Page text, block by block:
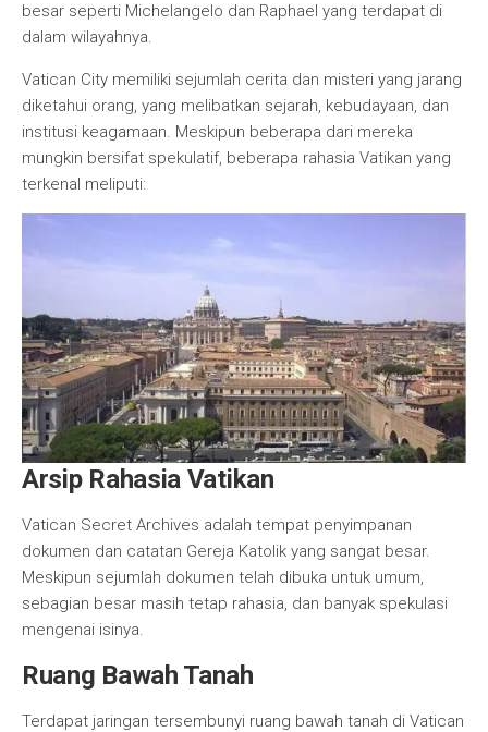
besar seperti Michelangelo dan Raphael yang terdapat di
dalam wilayahnya.
Vatican City memiliki sejumlah cerita dan misteri yang jarang
diketahui orang, yang melibatkan sejarah, kebudayaan, dan
institusi keagamaan. Meskipun beberapa dari mereka
mungkin bersifat spekulatif, beberapa rahasia Vatikan yang
terkenal meliputi:
Arsip Rahasia Vatikan
Vatican Secret Archives adalah tempat penyimpanan
dokumen dan catatan Gereja Katolik yang sangat besar.
Meskipun sejumlah dokumen telah dibuka untuk umum,
sebagian besar masih tetap rahasia, dan banyak spekulasi
mengenai isinya.
Ruang Bawah Tanah
Terdapat jaringan tersembunyi ruang bawah tanah di Vatican